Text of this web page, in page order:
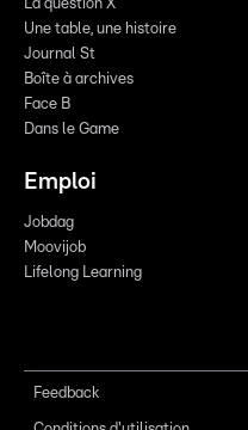
La question X
Une table, une histoire
Journal St
Boîte à archives
Face B
Dans le Game
Emploi
Jobdag
Moovijob
Lifelong Learning
Feedback